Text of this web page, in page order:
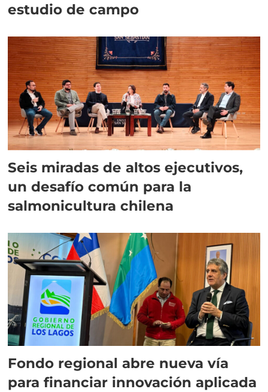
estudio de campo
Seis miradas de altos ejecutivos,
un desafío común para la
salmonicultura chilena
Fondo regional abre nueva vía
para financiar innovación aplicada